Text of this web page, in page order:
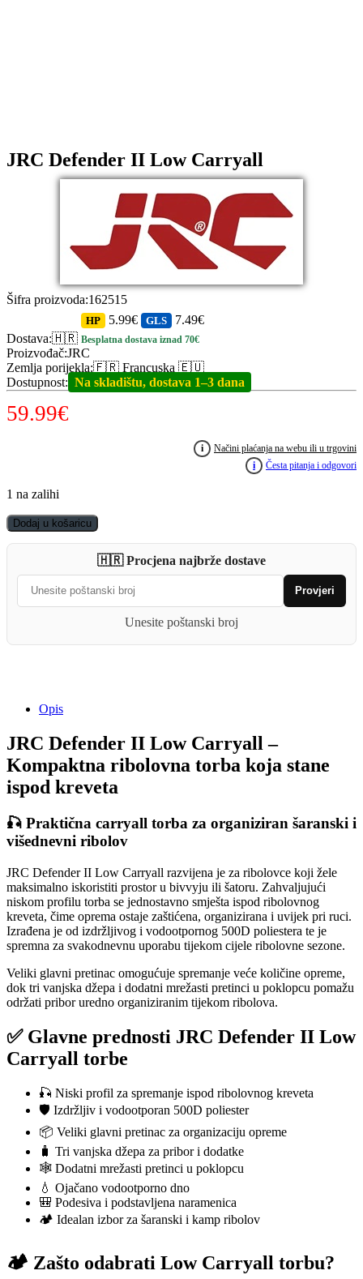
JRC Defender II Low Carryall
Šifra proizvoda:162515
Dostava:🇭🇷
HP 5.99€ GLS 7.49€
Besplatna dostava iznad 70€
Proizvođač:JRC
Zemlja porijekla:🇫🇷 Francuska 🇪🇺
Dostupnost: Na skladištu, dostava 1–3 dana
59.99€
i
Načini plaćanja na webu ili u trgovini
i
Česta pitanja i odgovori
1 na zalihi
JRC
Defender
II
Carryall
quantity
Dodaj u košaricu
🇭🇷 Procjena najbrže dostave
Provjeri
Unesite poštanski broj
Opis
JRC Defender II Low Carryall –
Kompaktna ribolovna torba koja stane
ispod kreveta
🎣 Praktična carryall torba za organiziran šaranski i
višednevni ribolov
JRC Defender II Low Carryall razvijena je za ribolovce koji žele
maksimalno iskoristiti prostor u bivvyju ili šatoru. Zahvaljujući
niskom profilu torba se jednostavno smješta ispod ribolovnog
kreveta, čime oprema ostaje zaštićena, organizirana i uvijek pri ruci.
Izrađena je od izdržljivog i vodootpornog 500D poliestera te je
spremna za svakodnevnu uporabu tijekom cijele ribolovne sezone.
Veliki glavni pretinac omogućuje spremanje veće količine opreme,
dok tri vanjska džepa i dodatni mrežasti pretinci u poklopcu pomažu
održati pribor uredno organiziranim tijekom ribolova.
✅ Glavne prednosti JRC Defender II Low
Carryall torbe
🎣 Niski profil za spremanje ispod ribolovnog kreveta
🛡️ Izdržljiv i vodootporan 500D poliester
📦 Veliki glavni pretinac za organizaciju opreme
🧳 Tri vanjska džepa za pribor i dodatke
🕸️ Dodatni mrežasti pretinci u poklopcu
💧 Ojačano vodootporno dno
🎒 Podesiva i podstavljena naramenica
🏕️ Idealan izbor za šaranski i kamp ribolov
🏕️ Zašto odabrati Low Carryall torbu?